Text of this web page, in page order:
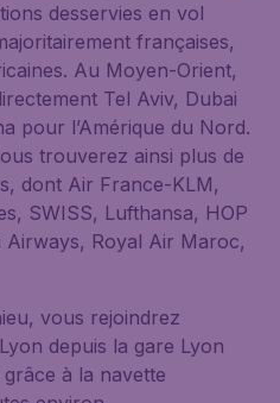
desservies en vol
françaises,
Au Moyen-Orient,
Tel Aviv, Dubai
pour l’Amérique du Nord.
trouverez ainsi plus de
dont Air France-KLM,
SWISS, Lufthansa, HOP
Airways, Royal Air Maroc,
vous rejoindrez
depuis la gare Lyon
à la navette